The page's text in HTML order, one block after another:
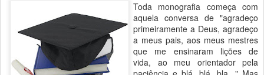
Toda monografia começa com
aquela conversa de "agradeço
primeiramente a Deus, agradeço
a meus pais, aos meus mestres
que me ensinaram lições de
vida, ao meu orientador pela